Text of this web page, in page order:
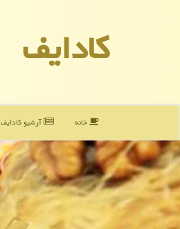
كادایف
خانه آرشیو كادایف